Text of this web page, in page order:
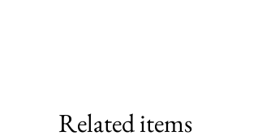
Related items